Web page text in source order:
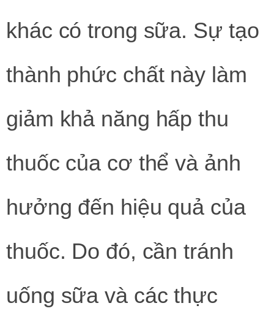
khác có trong sữa. Sự tạo
thành phức chất này làm
giảm khả năng hấp thu
thuốc của cơ thể và ảnh
hưởng đến hiệu quả của
thuốc. Do đó, cần tránh
uống sữa và các thực